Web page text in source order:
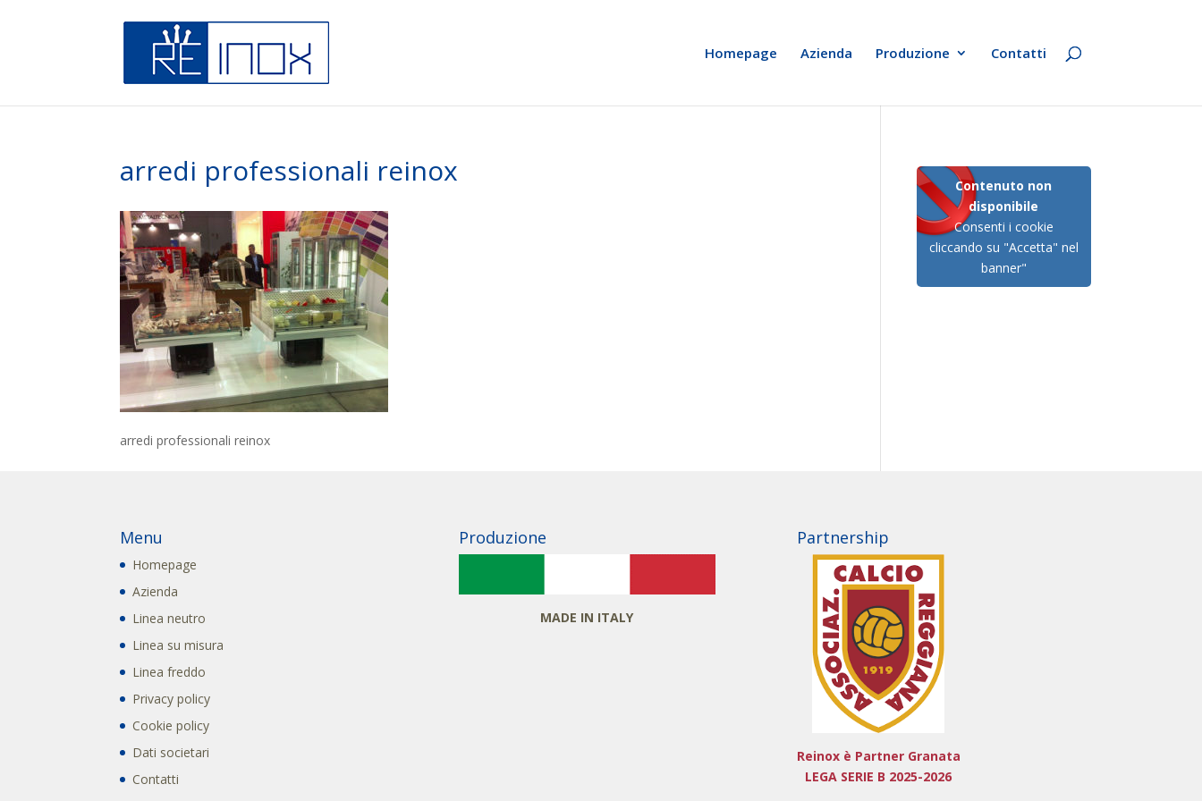
Homepage Azienda Produzione Contatti
arredi professionali reinox
arredi professionali reinox
Contenuto non
disponibile
Consenti i cookie
cliccando su "Accetta" nel
banner"
Menu
Homepage
Azienda
Linea neutro
Linea su misura
Linea freddo
Privacy policy
Cookie policy
Dati societari
Contatti
Produzione
MADE IN ITALY
Partnership
Reinox è Partner Granata
LEGA SERIE B 2025-2026